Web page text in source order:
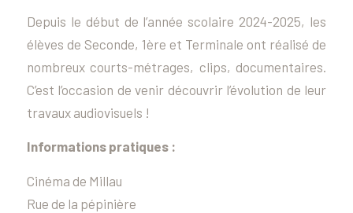
Depuis le début de l’année scolaire 2024-2025, les
élèves de Seconde, 1ère et Terminale ont réalisé de
nombreux courts-métrages, clips, documentaires.
C’est l’occasion de venir découvrir l’évolution de leur
travaux audiovisuels !
Informations pratiques :
Cinéma de Millau
Rue de la pépinière